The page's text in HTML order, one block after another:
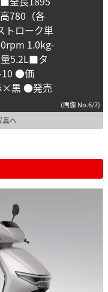
780（各
トローク単
1.0kg-
5.2L■タ
10 ●価
×黒 ●発売
(画像 No.6/7)
真へ